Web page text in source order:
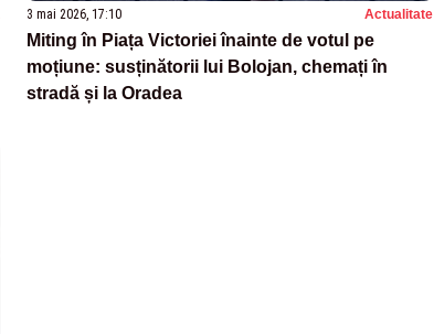
3 mai 2026, 17:10 Actualitate
Miting în Piața Victoriei înainte de votul pe
moțiune: susținătorii lui Bolojan, chemați în
stradă și la Oradea